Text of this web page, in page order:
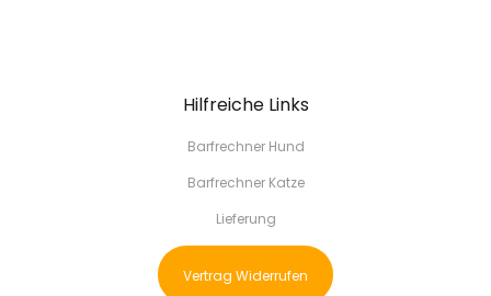
Hilfreiche Links
Barfrechner Hund
Barfrechner Katze
Lieferung
Vertrag Widerrufen